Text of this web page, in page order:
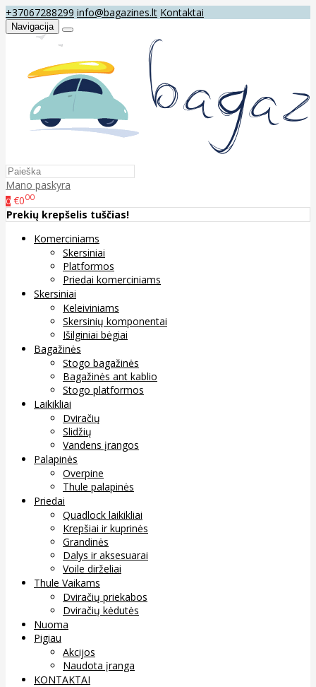
+37067288299 info@bagazines.lt Kontaktai
Navigacija
Mano paskyra
0 €000
Prekių krepšelis tuščias!
Komerciniams
Skersiniai
Platformos
Priedai komerciniams
Skersiniai
Keleiviniams
Skersinių komponentai
Išilginiai bėgiai
Bagažinės
Stogo bagažinės
Bagažinės ant kablio
Stogo platformos
Laikikliai
Dviračių
Slidžių
Vandens įrangos
Palapinės
Overpine
Thule palapinės
Priedai
Quadlock laikikliai
Krepšiai ir kuprinės
Grandinės
Dalys ir aksesuarai
Voile dirželiai
Thule Vaikams
Dviračių priekabos
Dviračių kėdutės
Nuoma
Pigiau
Akcijos
Naudota įranga
KONTAKTAI